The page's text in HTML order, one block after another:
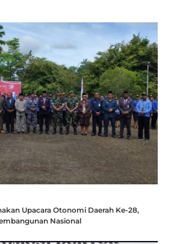
Upacara Otonomi Daerah Ke-28,
Nasional